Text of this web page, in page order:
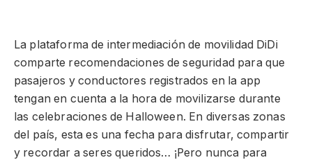
La plataforma de intermediación de movilidad DiDi
comparte recomendaciones de seguridad para que
pasajeros y conductores registrados en la app
tengan en cuenta a la hora de movilizarse durante
las celebraciones de Halloween. En diversas zonas
del país, esta es una fecha para disfrutar, compartir
y recordar a seres queridos… ¡Pero nunca para